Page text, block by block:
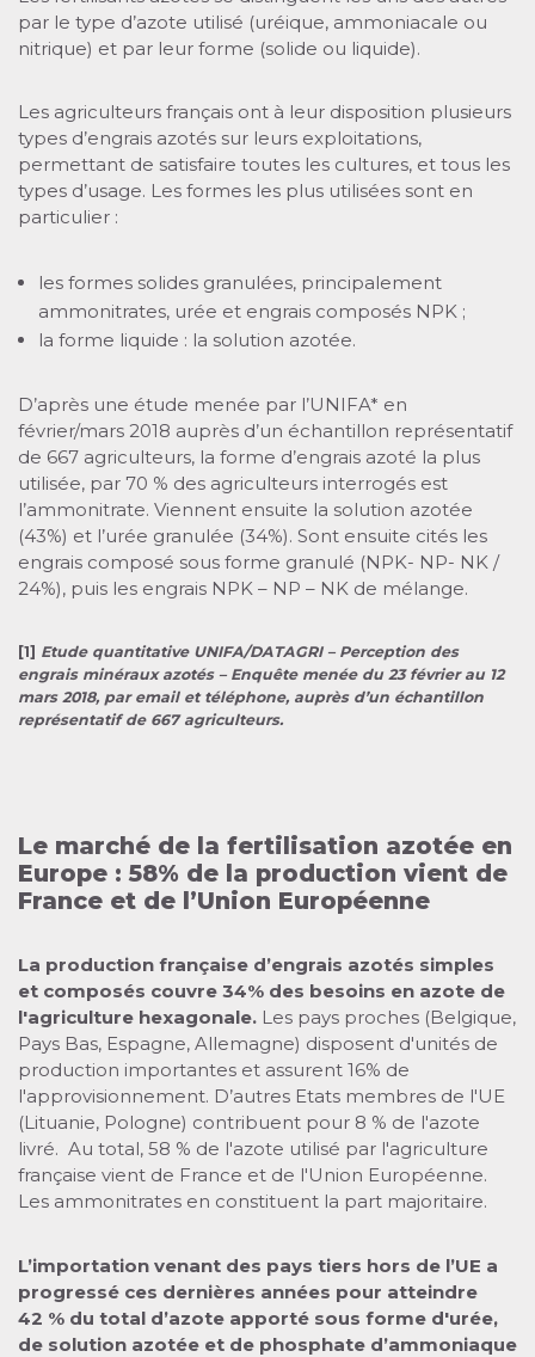
par le type d’azote utilisé (uréique, ammoniacale ou
nitrique) et par leur forme (solide ou liquide).
Les agriculteurs français ont à leur disposition plusieurs
types d’engrais azotés sur leurs exploitations,
permettant de satisfaire toutes les cultures, et tous les
types d’usage. Les formes les plus utilisées sont en
particulier :
les formes solides granulées, principalement
ammonitrates, urée et engrais composés NPK ;
la forme liquide : la solution azotée.
D’après une étude menée par l’UNIFA* en
février/mars 2018 auprès d’un échantillon représentatif
de 667 agriculteurs, la forme d’engrais azoté la plus
utilisée, par 70 % des agriculteurs interrogés est
l’ammonitrate. Viennent ensuite la solution azotée
(43%) et l’urée granulée (34%). Sont ensuite cités les
engrais composé sous forme granulé (NPK- NP- NK /
24%), puis les engrais NPK – NP – NK de mélange.
[1] Etude quantitative UNIFA/DATAGRI – Perception des
engrais minéraux azotés – Enquête menée du 23 février au 12
mars 2018, par email et téléphone, auprès d’un échantillon
représentatif de 667 agriculteurs.
Le marché de la fertilisation azotée en
Europe : 58% de la production vient de
France et de l’Union Européenne
La production française d’engrais azotés simples
et composés couvre 34% des besoins en azote de
l'agriculture hexagonale. Les pays proches (Belgique,
Pays Bas, Espagne, Allemagne) disposent d'unités de
production importantes et assurent 16% de
l'approvisionnement. D’autres Etats membres de l'UE
(Lituanie, Pologne) contribuent pour 8 % de l'azote
livré. Au total, 58 % de l'azote utilisé par l'agriculture
française vient de France et de l'Union Européenne.
Les ammonitrates en constituent la part majoritaire.
L’importation venant des pays tiers hors de l’UE a
progressé ces dernières années pour atteindre
42 % du total d’azote apporté sous forme d'urée,
de solution azotée et de phosphate d’ammoniaque